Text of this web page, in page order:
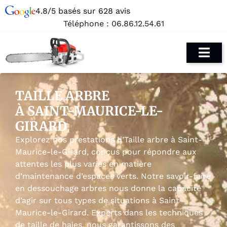
4.8/5 basés sur 628 avis
Téléphone : 06.86.12.54.61
TAILLE ARBRE
À SAINT-MAURICE-LE-
GIRARD
Explorez nos prestations d’Taille arbre à Saint-
Maurice-le-Girard, conçus pour répondre aux
attentes les plus variés en matière
d’maintenance d’espaces verts. Notre savoir-faire
en dessouchage arbres nous donne la capacité
d’agir sur tous types de situations à Saint-
Maurice-le-Girard. Experts dans les techniques
de taille de haies, nous garantissons des